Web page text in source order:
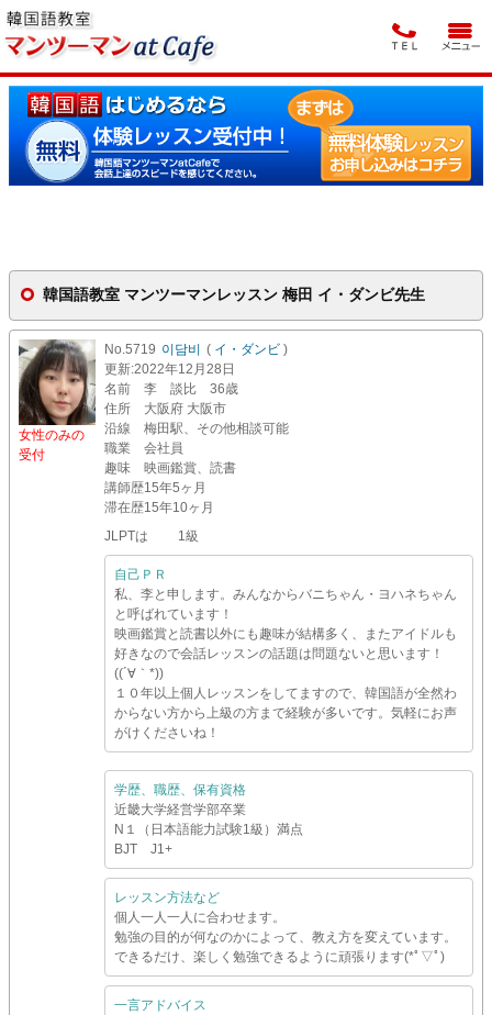
韓国語教室 マンツーマンレッスン 梅田 イ・ダンビ先生
女性のみの
受付
No.5719 이담비 ( イ・ダンビ )
更新:2022年12月28日
名前
李 談比 36歳
住所
大阪府 大阪市
沿線
梅田駅、その他相談可能
職業
会社員
趣味
映画鑑賞、読書
講師歴15年5ヶ月
滞在歴15年10ヶ月
JLPTは 1級
自己ＰＲ
私、李と申します。みんなからバニちゃん・ヨハネちゃん
と呼ばれています！
映画鑑賞と読書以外にも趣味が結構多く、またアイドルも
好きなので会話レッスンの話題は問題ないと思います！
((´∀｀*))
１０年以上個人レッスンをしてますので、韓国語が全然わ
からない方から上級の方まで経験が多いです。気軽にお声
がけくださいね！
学歴、職歴、保有資格
近畿大学経営学部卒業
N１（日本語能力試験1級）満点
BJT J1+
レッスン方法など
個人一人一人に合わせます。
勉強の目的が何なのかによって、教え方を変えています。
できるだけ、楽しく勉強できるように頑張ります(*ﾟ▽ﾟ)
一言アドバイス